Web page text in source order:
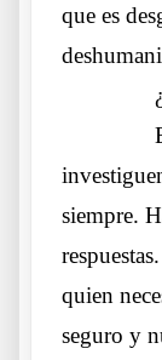
que es
siempre.
quien
seguro y